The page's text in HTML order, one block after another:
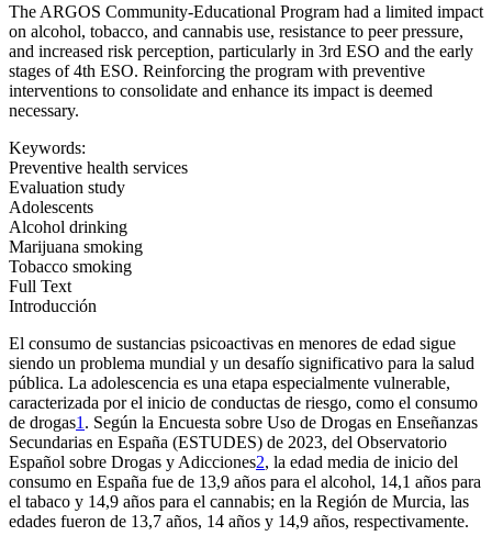
The ARGOS Community-Educational Program had a limited impact
on alcohol, tobacco, and cannabis use, resistance to peer pressure,
and increased risk perception, particularly in 3rd ESO and the early
stages of 4th ESO. Reinforcing the program with preventive
interventions to consolidate and enhance its impact is deemed
necessary.
Keywords:
Preventive health services
Evaluation study
Adolescents
Alcohol drinking
Marijuana smoking
Tobacco smoking
Full Text
Introducción
El consumo de sustancias psicoactivas en menores de edad sigue
siendo un problema mundial y un desafío significativo para la salud
pública. La adolescencia es una etapa especialmente vulnerable,
caracterizada por el inicio de conductas de riesgo, como el consumo
de drogas1 . Según la Encuesta sobre Uso de Drogas en Enseñanzas
Secundarias en España (ESTUDES) de 2023, del Observatorio
Español sobre Drogas y Adicciones2, la edad media de inicio del
consumo en España fue de 13,9 años para el alcohol, 14,1 años para
el tabaco y 14,9 años para el cannabis; en la Región de Murcia, las
edades fueron de 13,7 años, 14 años y 14,9 años, respectivamente.